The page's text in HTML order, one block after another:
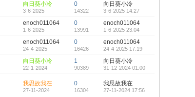
向日葵小冷
3-6-2025
0
14322
向日葵小冷
3-6-2025 14:27
enoch011064
1-6-2025
0
13991
enoch011064
1-6-2025 23:04
enoch011064
24-4-2025
0
16426
enoch011064
24-4-2025 17:19
向日葵小冷
22-1-2024
1
90389
向日葵小冷
31-12-2024 01:00
我思故我在
27-11-2024
0
16304
我思故我在
27-11-2024 17:56